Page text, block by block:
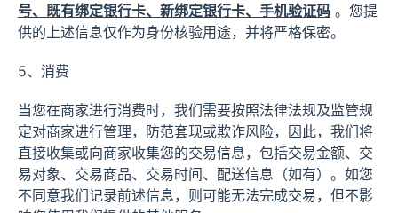
号、既有绑定银行卡、新绑定银行卡、手机验证码 。您提
供的上述信息仅作为身份核验用途，并将严格保密。
5、消费
当您在商家进行消费时，我们需要按照法律法规及监管规
定对商家进行管理，防范套现或欺诈风险，因此，我们将
直接收集或向商家收集您的交易信息，包括交易金额、交
易对象、交易商品、交易时间、配送信息（如有）。如您
不同意我们记录前述信息，则可能无法完成交易，但不影